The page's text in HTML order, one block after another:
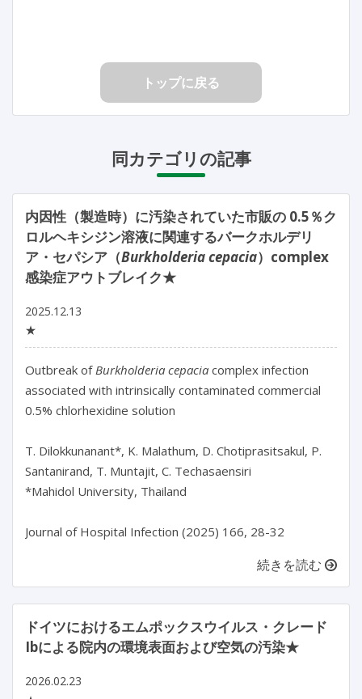
トップに戻る
同カテゴリの記事
内因性（製造時）に汚染されていた市販の 0.5％ク
ロルヘキシジン溶液に関連するバークホルデリ
ア・セパシア（Burkholderia cepacia）complex
感染症アウトブレイク★
2025.12.13
★
Outbreak of Burkholderia cepacia complex infection
associated with intrinsically contaminated commercial
0.5% chlorhexidine solution
T. Dilokkunanant*, K. Malathum, D. Chotiprasitsakul, P.
Santanirand, T. Muntajit, C. Techasaensiri
*Mahidol University, Thailand
Journal of Hospital Infection (2025) 166, 28-32
続きを読む
ドイツにおけるエムポックスウイルス・クレード
Ibによる院内の環境表面および空気の汚染★
2026.02.23